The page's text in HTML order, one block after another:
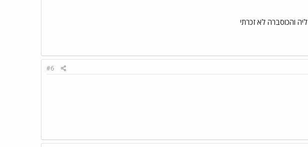
והכוסברה לא זכרתי
#6